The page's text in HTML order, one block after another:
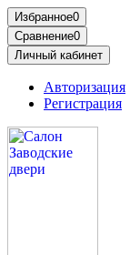
Избранное0
Сравнение0
Личный кабинет
Авторизация
Регистрация